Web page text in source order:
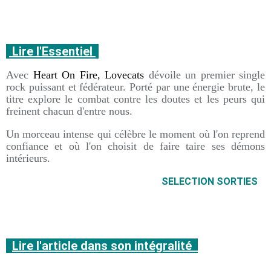
Lire l'Essentiel
Avec Heart On Fire, Lovecats dévoile un premier single
rock puissant et fédérateur. Porté par une énergie brute, le
titre explore le combat contre les doutes et les peurs qui
freinent chacun d'entre nous.
Un morceau intense qui célèbre le moment où l'on reprend
confiance et où l'on choisit de faire taire ses démons
intérieurs.
SELECTION SORTIES
Lire l'article dans son intégralité